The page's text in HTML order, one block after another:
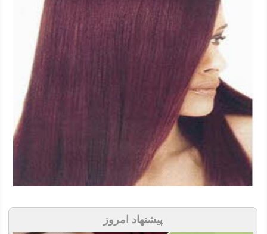
پیشنهاد امروز